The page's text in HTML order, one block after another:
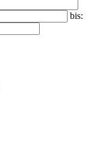
bis: